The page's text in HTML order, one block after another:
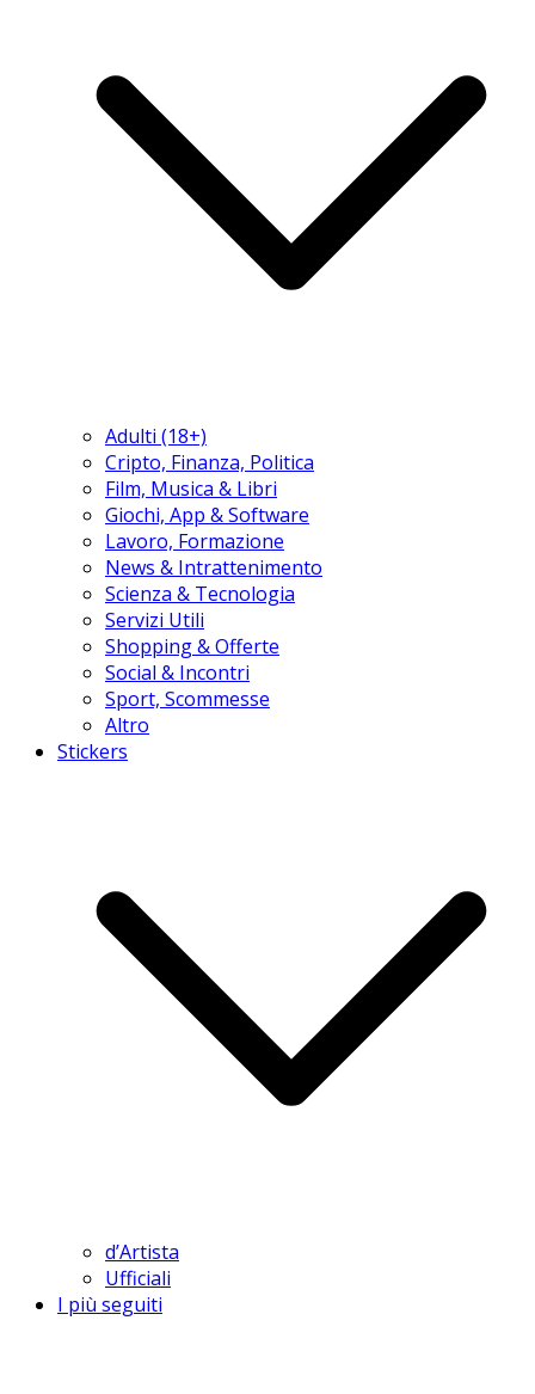
Adulti (18+)
Cripto, Finanza, Politica
Film, Musica & Libri
Giochi, App & Software
Lavoro, Formazione
News & Intrattenimento
Scienza & Tecnologia
Servizi Utili
Shopping & Offerte
Social & Incontri
Sport, Scommesse
Altro
Stickers
d’Artista
Ufficiali
I più seguiti